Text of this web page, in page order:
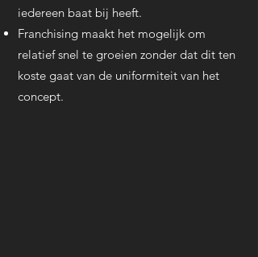
iedereen baat bij heeft.
Franchising maakt het mogelijk om
relatief snel te groeien zonder dat dit ten
koste gaat van de uniformiteit van het
concept.